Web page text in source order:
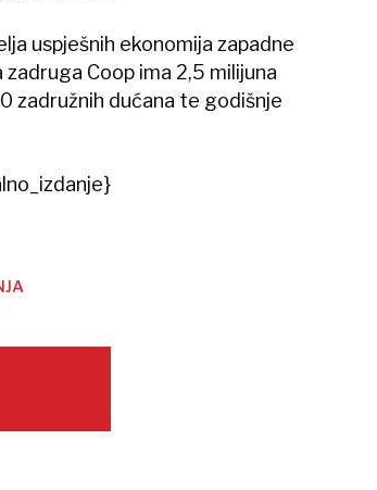
uspješnih ekonomija zapadne
Coop ima 2,5 milijuna
zadružnih dućana te godišnje